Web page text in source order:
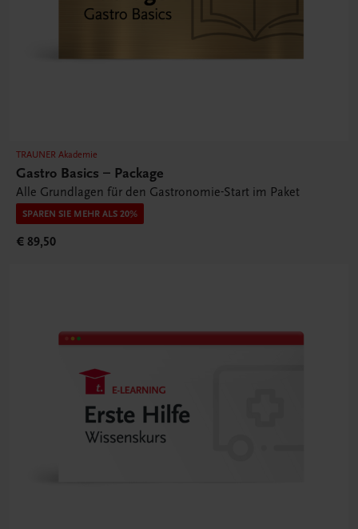
TRAUNER Akademie
Gastro Basics – Package
Alle Grundlagen für den Gastronomie-Start im Paket
SPAREN SIE MEHR ALS 20%
€ 89,50